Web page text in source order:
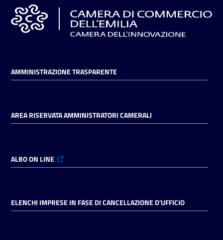
AMMINISTRAZIONE TRASPARENTE
AREA RISERVATA AMMINISTRATORI CAMERALI
ALBO ON LINE
ELENCHI IMPRESE IN FASE DI CANCELLAZIONE D'UFFICIO